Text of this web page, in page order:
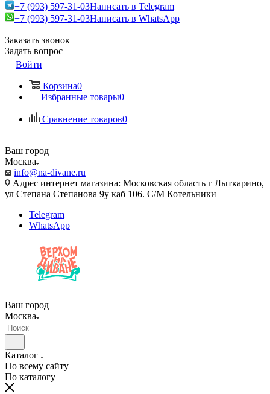
+7 (993) 597-31-03Написать в Telegram
+7 (993) 597-31-03Написать в WhatsApp
Заказать звонок
Задать вопрос
Войти
Корзина0
Избранные товары0
Сравнение товаров0
Ваш город
Москва
info@na-divane.ru
Адрес интернет магазина: Московская область г Лыткарино,
ул Степана Степанова 9у каб 106. С/М Котельники
Telegram
WhatsApp
Ваш город
Москва
Каталог
По всему сайту
По каталогу